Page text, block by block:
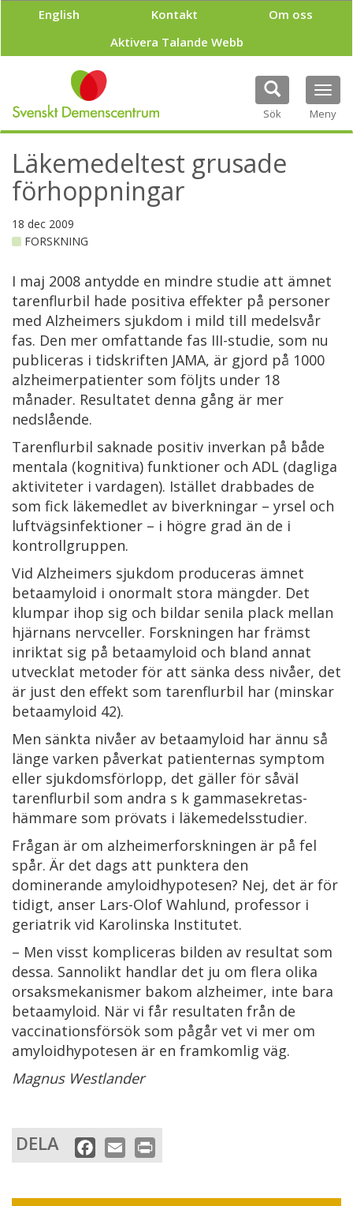
p
l
English Kontakt
Om oss
Aktivera Talande Webb
Sök Meny
Läkemedeltest grusade
förhoppningar
18 dec 2009
FORSKNING
I maj 2008 antydde en mindre studie att ämnet
tarenflurbil hade positiva effekter på personer
med Alzheimers sjukdom i mild till medelsvår
fas. Den mer omfattande fas III-studie, som nu
publiceras i tidskriften JAMA, är gjord på 1000
alzheimerpatienter som följts under 18
månader. Resultatet denna gång är mer
nedslående.
Tarenflurbil saknade positiv inverkan på både
mentala (kognitiva) funktioner och ADL (dagliga
aktiviteter i vardagen). Istället drabbades de
som fick läkemedlet av biverkningar – yrsel och
luftvägsinfektioner – i högre grad än de i
kontrollgruppen.
Vid Alzheimers sjukdom produceras ämnet
betaamyloid i onormalt stora mängder. Det
klumpar ihop sig och bildar senila plack mellan
hjärnans nervceller. Forskningen har främst
inriktat sig på betaamyloid och bland annat
utvecklat metoder för att sänka dess nivåer, det
är just den effekt som tarenflurbil har (minskar
betaamyloid 42).
Men sänkta nivåer av betaamyloid har ännu så
länge varken påverkat patienternas symptom
eller sjukdomsförlopp, det gäller för såväl
tarenflurbil som andra s k gammasekretas-
hämmare som prövats i läkemedelsstudier.
Frågan är om alzheimerforskningen är på fel
spår. Är det dags att punktera den
dominerande amyloidhypotesen? Nej, det är för
tidigt, anser Lars-Olof Wahlund, professor i
geriatrik vid Karolinska Institutet.
– Men visst kompliceras bilden av resultat som
dessa. Sannolikt handlar det ju om flera olika
orsaksmekanismer bakom alzheimer, inte bara
betaamyloid. När vi får resultaten från de
vaccinationsförsök som pågår vet vi mer om
amyloidhypotesen är en framkomlig väg.
Magnus Westlander
DELA
a
m
r